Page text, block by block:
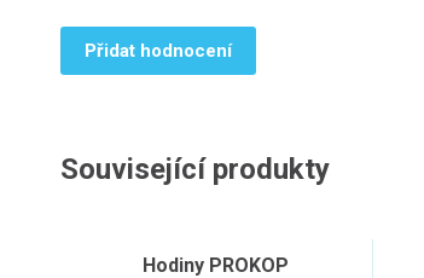
Přidat hodnocení
Související produkty
Hodiny PROKOP